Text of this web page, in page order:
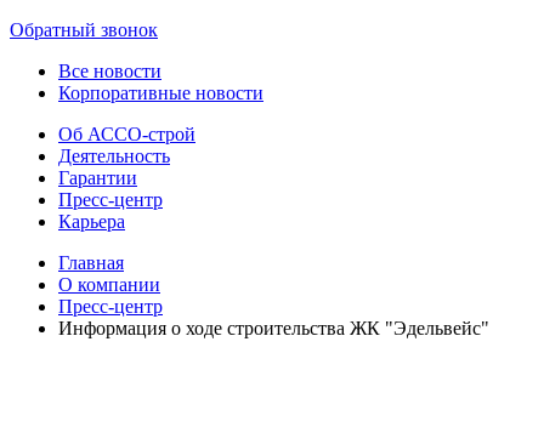
Обратный звонок
Все новости
Корпоративные новости
Об АССО-строй
Деятельность
Гарантии
Пресс-центр
Карьера
Главная
О компании
Пресс-центр
Информация о ходе строительства ЖК "Эдельвейс"